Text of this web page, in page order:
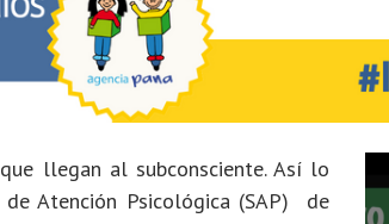
llegan al subconsciente. Así lo
Atención Psicológica (SAP) deDESTACADOS